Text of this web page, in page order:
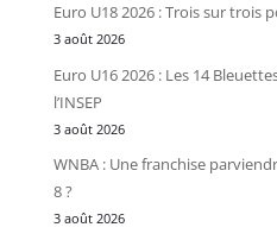
Euro U18 2026 : Trois sur trois
3 août 2026
Euro U16 2026 : Les 14
l’INSEP
3 août 2026
WNBA : Une franchise
8 ?
3 août 2026